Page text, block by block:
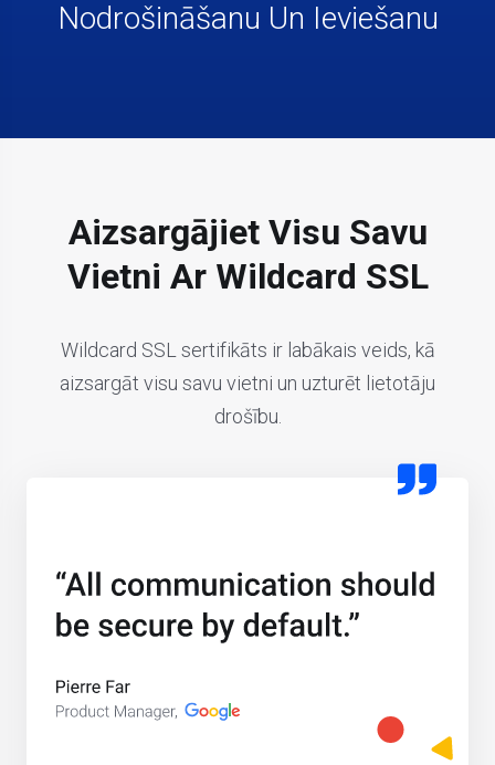
Nodrošināšanu Un Ieviešanu
Aizsargājiet Visu Savu
Vietni Ar Wildcard SSL
Wildcard SSL sertifikāts ir labākais veids, kā
aizsargāt visu savu vietni un uzturēt lietotāju
drošību.